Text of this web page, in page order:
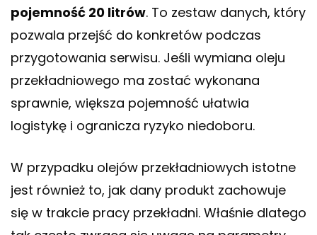
pojemność 20 litrów. To zestaw danych, który
pozwala przejść do konkretów podczas
przygotowania serwisu. Jeśli wymiana oleju
przekładniowego ma zostać wykonana
sprawnie, większa pojemność ułatwia
logistykę i ogranicza ryzyko niedoboru.
W przypadku olejów przekładniowych istotne
jest również to, jak dany produkt zachowuje
się w trakcie pracy przekładni. Właśnie dlatego